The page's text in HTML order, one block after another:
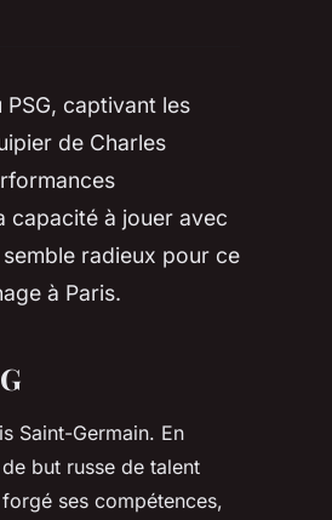
captivant les
de Charles
capacité à jouer avec
radieux pour ce
à Paris.
Saint-Germain. En
but russe de talent
ses compétences,